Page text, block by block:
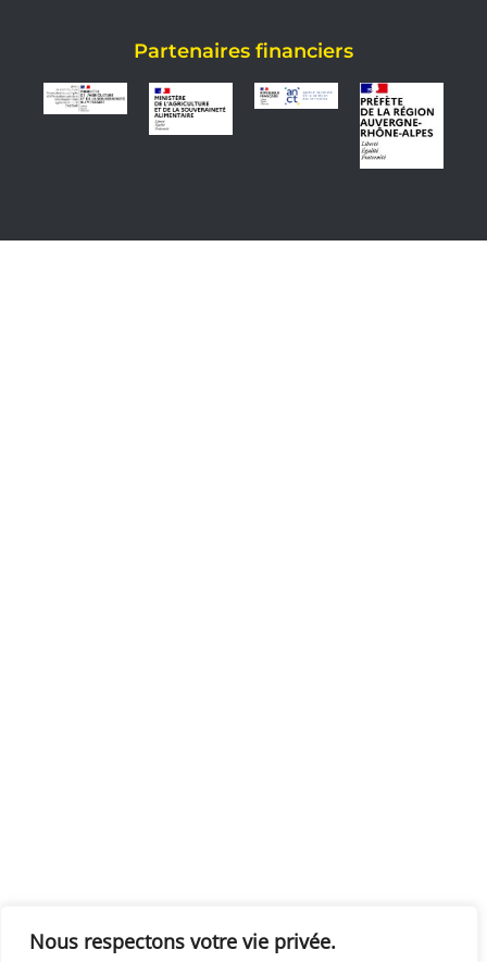
Nous respectons votre vie privée.
Partenaires financiers